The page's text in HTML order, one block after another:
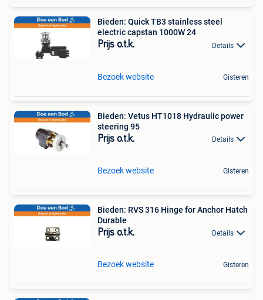
Bieden: Quick TB3 stainless steel
electric capstan 1000W 24
Prijs o.t.k. Details
Bezoek website Gisteren
Bieden: Vetus HT1018 Hydraulic power
steering 95
Prijs o.t.k. Details
Bezoek website Gisteren
Bieden: RVS 316 Hinge for Anchor Hatch
Durable
Prijs o.t.k. Details
Bezoek website Gisteren